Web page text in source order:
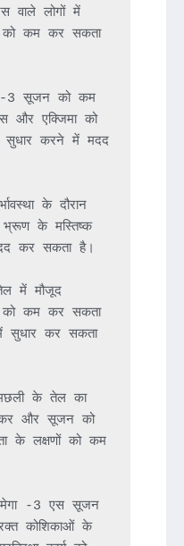
वाले लोगों में
को कम कर सकता
3 सूजन को कम
और एक्जिमा को
सुधार करने में मदद
के दौरान
के मस्तिष्क
कर सकता है।
में मौजूद
को कम कर सकता
सुधार कर सकता
के तेल का
और सूजन को
के लक्षणों को कम
-3 एस सूजन
कोशिकाओं के